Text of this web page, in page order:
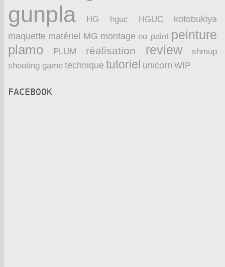
gunpla HG hguc HGUC
kotobukiya
maquette matériel MG montage no paint peinture
plamo PLUM réalisation review
shmup
shooting game technique tutoriel unicorn WIP
FACEBOOK